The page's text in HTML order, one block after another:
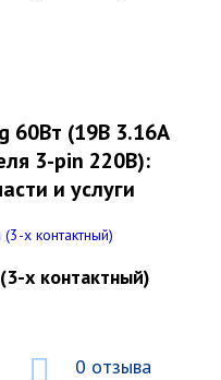
60Вт (19В 3.16А
3-pin 220В):
и услуги
х контактный)
0 отзыва